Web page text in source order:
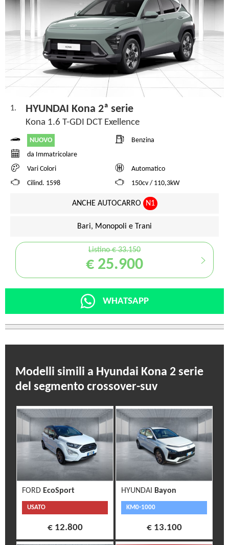
1. HYUNDAI Kona 2ª serie
Kona 1.6 T-GDI DCT Exellence
NUOVO
Benzina
da Immatricolare
Vari Colori
Automatico
Cilind. 1598
150cv / 110,3kW
ANCHE AUTOCARRO N1
Bari, Monopoli e Trani
Listino € 33.150
€ 25.900
WHATSAPP
Modelli simili a Hyundai Kona 2 serie
del segmento crossover-suv
FORD EcoSport
USATO
€ 12.800
HYUNDAI Bayon
KM0-1000
€ 13.100